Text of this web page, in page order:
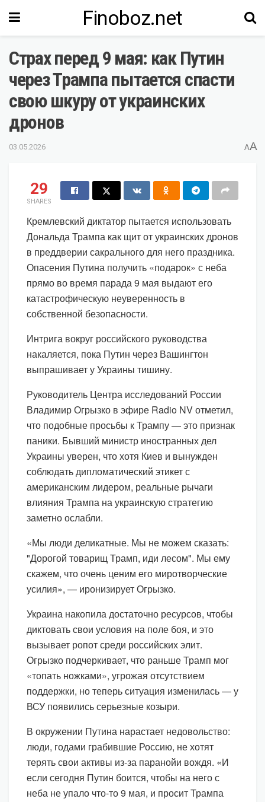
Finoboz.net
Страх перед 9 мая: как Путин
через Трампа пытается спасти
свою шкуру от украинских
дронов
03.05.2026 AA
29
SHARES
Кремлевский диктатор пытается использовать
Дональда Трампа как щит от украинских дронов
в преддверии сакрального для него праздника.
Опасения Путина получить «подарок» с неба
прямо во время парада 9 мая выдают его
катастрофическую неуверенность в
собственной безопасности.
Интрига вокруг российского руководства
накаляется, пока Путин через Вашингтон
выпрашивает у Украины тишину.
Руководитель Центра исследований России
Владимир Огрызко в эфире Radio NV отметил,
что подобные просьбы к Трампу — это признак
паники. Бывший министр иностранных дел
Украины уверен, что хотя Киев и вынужден
соблюдать дипломатический этикет с
американским лидером, реальные рычаги
влияния Трампа на украинскую стратегию
заметно ослабли.
«Мы люди деликатные. Мы не можем сказать:
"Дорогой товарищ Трамп, иди лесом". Мы ему
скажем, что очень ценим его миротворческие
усилия», — иронизирует Огрызко.
Украина накопила достаточно ресурсов, чтобы
диктовать свои условия на поле боя, и это
вызывает ропот среди российских элит.
Огрызко подчеркивает, что раньше Трамп мог
«топать ножками», угрожая отсутствием
поддержки, но теперь ситуация изменилась — у
ВСУ появились серьезные козыри.
В окружении Путина нарастает недовольство:
люди, годами грабившие Россию, не хотят
терять свои активы из-за паранойи вождя. «И
если сегодня Путин боится, чтобы на него с
неба не упало что-то 9 мая, и просит Трампа